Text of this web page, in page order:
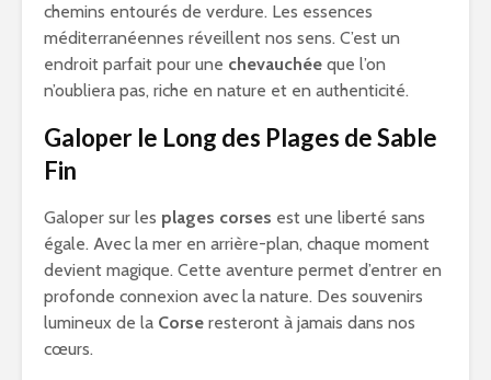
chemins entourés de verdure. Les essences
méditerranéennes réveillent nos sens. C’est un
endroit parfait pour une chevauchée que l’on
n’oubliera pas, riche en nature et en authenticité.
Galoper le Long des Plages de Sable
Fin
Galoper sur les plages corses est une liberté sans
égale. Avec la mer en arrière-plan, chaque moment
devient magique. Cette aventure permet d’entrer en
profonde connexion avec la nature. Des souvenirs
lumineux de la Corse resteront à jamais dans nos
cœurs.